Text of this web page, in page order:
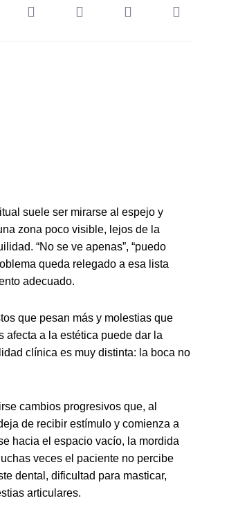
suele ser mirarse al espejo y
zona poco visible, lejos de la
“No se ve apenas”, “puedo
queda relegado a esa lista
adecuado.
que pesan más y molestias que
afecta a la estética puede dar la
clínica es muy distinta: la boca no
cambios progresivos que, al
de recibir estímulo y comienza a
hacia el espacio vacío, la mordida
veces el paciente no percibe
dental, dificultad para masticar,
articulares.